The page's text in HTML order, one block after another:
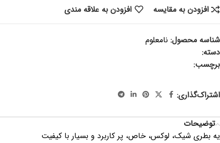
افزودن به مقایسه
افزودن به علاقه مندی
شناسه محصول: نامعلوم
دسته:
برچسب:
اشتراک‌گذاری:
توضیحات
یه بطری شیک، لوکس، خاص، پر کاربرد و بسیار با کیفیت